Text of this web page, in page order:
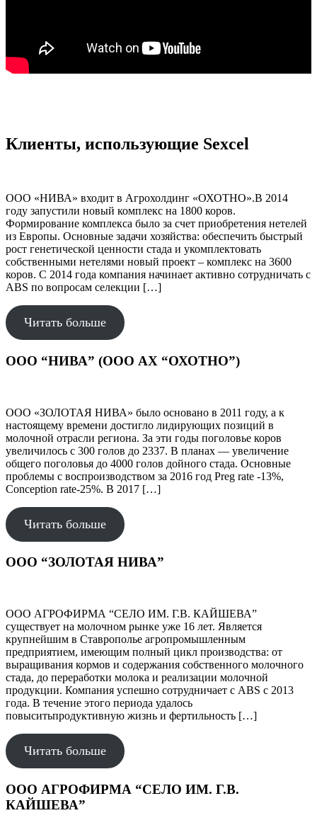
Клиенты, использующие Sexcel
ООО «НИВА» входит в Агрохолдинг «ОХОТНО».В 2014
году запустили новый комплекс на 1800 коров.
Формирование комплекса было за счет приобретения нетелей
из Европы. Основные задачи хозяйства: обеспечить быстрый
рост генетической ценности стада и укомплектовать
собственными нетелями новый проект – комплекс на 3600
коров. С 2014 года компания начинает активно сотрудничать с
ABS по вопросам селекции […]
Читать больше
ООО “НИВА” (ООО АХ “ОХОТНО”)
ООО «ЗОЛОТАЯ НИВА» было основано в 2011 году, а к
настоящему времени достигло лидирующих позиций в
молочной отрасли региона. За эти годы поголовье коров
увеличилось с 300 голов до 2337. В планах — увеличение
общего поголовья до 4000 голов дойного стада. Основные
проблемы с воспроизводством за 2016 год Preg rate -13%,
Conception rate-25%. В 2017 […]
Читать больше
ООО “ЗОЛОТАЯ НИВА”
ООО АГРОФИРМА “СЕЛО ИМ. Г.В. КАЙШЕВА”
существует на молочном рынке уже 16 лет. Является
крупнейшим в Ставрополье агропромышленным
предприятием, имеющим полный цикл производства: от
выращивания кормов и содержания собственного молочного
стада, до переработки молока и реализации молочной
продукции. Компания успешно сотрудничает с ABS с 2013
года. В течение этого периода удалось
повыситьпродуктивную жизнь и фертильность […]
Читать больше
ООО АГРОФИРМА “СЕЛО ИМ. Г.В.
КАЙШЕВА”